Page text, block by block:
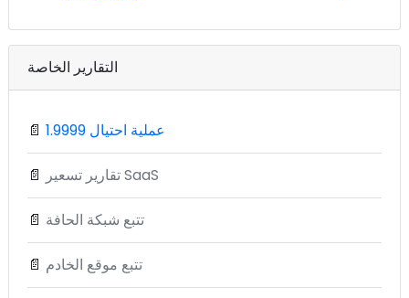
التقارير الخاصة
📄 1.9999 عملية احتيال
📄 تقارير تسعير SaaS
📄 تتبع شبكة الحافة
📄 تتبع موقع الخادم